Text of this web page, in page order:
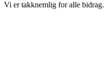
Vi er takknemlig for alle bidrag.